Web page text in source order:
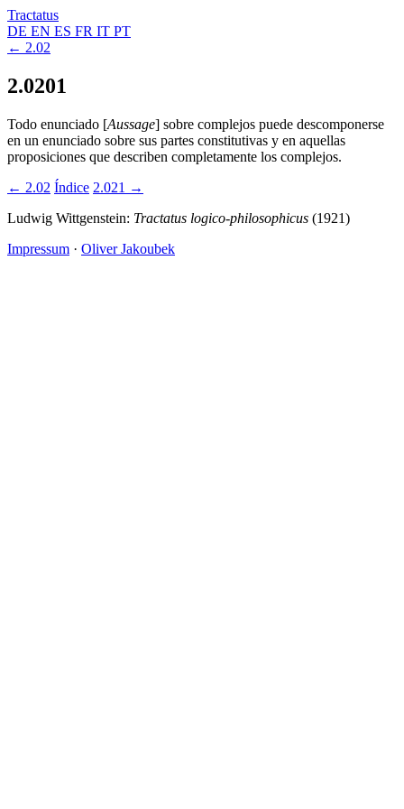
Tractatus
DE EN ES FR IT PT
← 2.02
2.0201
Todo enunciado [Aussage] sobre complejos puede descomponerse
en un enunciado sobre sus partes constitutivas y en aquellas
proposiciones que describen completamente los complejos.
← 2.02 Índice 2.021 →
Ludwig Wittgenstein: Tractatus logico-philosophicus (1921)
Impressum · Oliver Jakoubek